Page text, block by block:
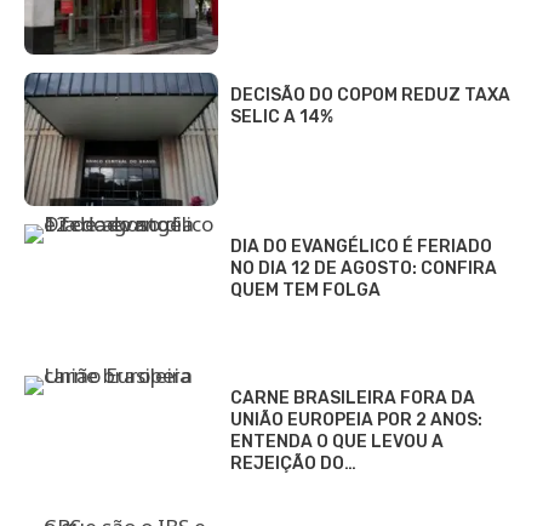
DECISÃO DO COPOM REDUZ TAXA
SELIC A 14%
DIA DO EVANGÉLICO É FERIADO
NO DIA 12 DE AGOSTO: CONFIRA
QUEM TEM FOLGA
CARNE BRASILEIRA FORA DA
UNIÃO EUROPEIA POR 2 ANOS:
ENTENDA O QUE LEVOU A
REJEIÇÃO DO…